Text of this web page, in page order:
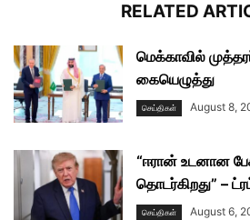
RELATED
மெக்காவில்
கையெழுத்து
செய்திகள் August 8,
“ஈரான் உடனான
தொடர்கிறது” –
செய்திகள் August 6,